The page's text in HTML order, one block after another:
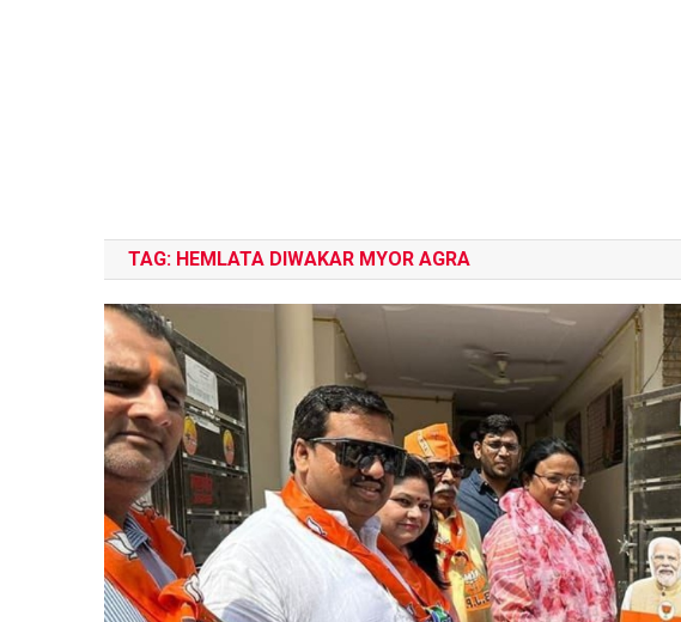
TAG: HEMLATA DIWAKAR MYOR AGRA